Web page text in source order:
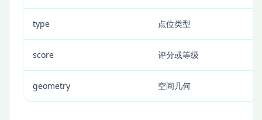
type 点位类型
score 评分或等级
geometry 空间几何